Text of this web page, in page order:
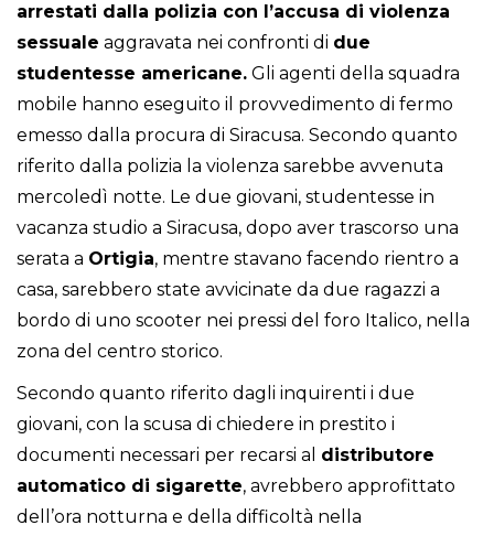
arrestati dalla polizia con l’accusa di violenza
sessuale aggravata nei confronti di due
studentesse americane. Gli agenti della squadra
mobile hanno eseguito il provvedimento di fermo
emesso dalla procura di Siracusa. Secondo quanto
riferito dalla polizia la violenza sarebbe avvenuta
mercoledì notte. Le due giovani, studentesse in
vacanza studio a Siracusa, dopo aver trascorso una
serata a Ortigia, mentre stavano facendo rientro a
casa, sarebbero state avvicinate da due ragazzi a
bordo di uno scooter nei pressi del foro Italico, nella
zona del centro storico.
Secondo quanto riferito dagli inquirenti i due
giovani, con la scusa di chiedere in prestito i
documenti necessari per recarsi al distributore
automatico di sigarette, avrebbero approfittato
dell’ora notturna e della difficoltà nella